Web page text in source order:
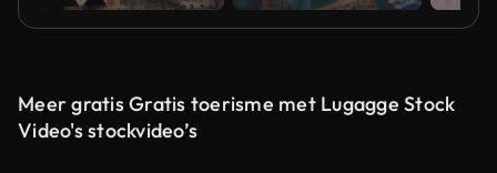
Meer gratis Gratis toerisme met Lugagge Stock
Video's stockvideo’s